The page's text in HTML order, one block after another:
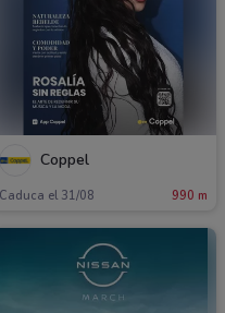
Coppel
Caduca el 31/08 990 m